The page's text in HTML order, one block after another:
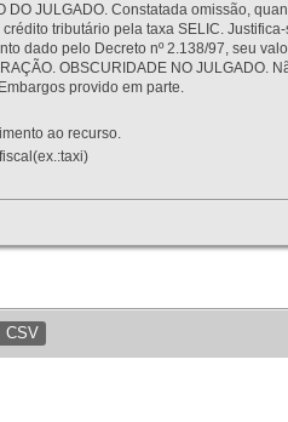
DO JULGADO. Constatada omissão,
tributário pela taxa SELIC.
dado pelo Decreto nº 2.138/97, seu
OBSCURIDADE NO
provido em parte.
ao recurso.
CSV